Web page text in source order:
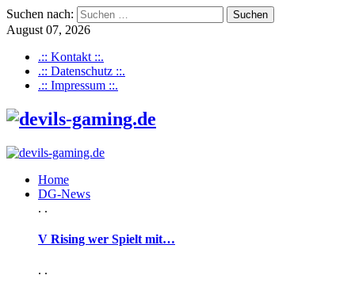
Suchen nach:
August 07, 2026
.:: Kontakt ::.
.:: Datenschutz ::.
.:: Impressum ::.
Home
DG-News
. .
V Rising wer Spielt mit…
. .